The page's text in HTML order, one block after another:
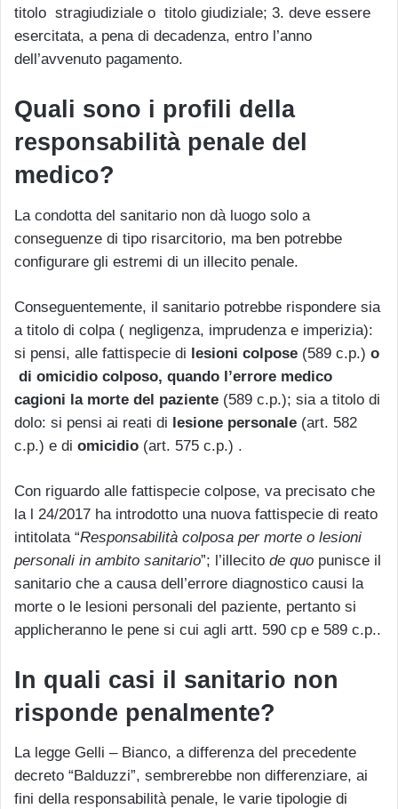
titolo stragiudiziale o titolo giudiziale; 3. deve essere
esercitata, a pena di decadenza, entro l’anno
dell’avvenuto pagamento.
Quali sono i profili della
responsabilità penale del
medico?
La condotta del sanitario non dà luogo solo a
conseguenze di tipo risarcitorio, ma ben potrebbe
configurare gli estremi di un illecito penale.
Conseguentemente, il sanitario potrebbe rispondere sia
a titolo di colpa ( negligenza, imprudenza e imperizia):
si pensi, alle fattispecie di lesioni colpose (589 c.p.) o
di omicidio colposo, quando l’errore medico
cagioni la morte del paziente (589 c.p.); sia a titolo di
dolo: si pensi ai reati di lesione personale (art. 582
c.p.) e di omicidio (art. 575 c.p.) .
Con riguardo alle fattispecie colpose, va precisato che
la l 24/2017 ha introdotto una nuova fattispecie di reato
intitolata “Responsabilità colposa per morte o lesioni
personali in ambito sanitario”; l’illecito de quo punisce il
sanitario che a causa dell’errore diagnostico causi la
morte o le lesioni personali del paziente, pertanto si
applicheranno le pene si cui agli artt. 590 cp e 589 c.p..
In quali casi il sanitario non
risponde penalmente?
La legge Gelli – Bianco, a differenza del precedente
decreto “Balduzzi”, sembrerebbe non differenziare, ai
fini della responsabilità penale, le varie tipologie di